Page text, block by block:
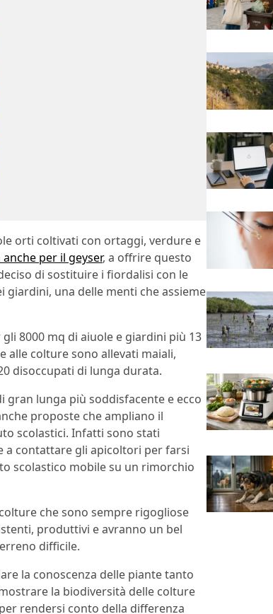
orti coltivati con ortaggi, verdure e
per il geyser, a offrire questo
di sostituire i fiordalisi con le
giardini, una delle menti che assieme
8000 mq di aiuole e giardini più 13
alle colture sono allevati maiali,
disoccupati di lunga durata.
gran lunga più soddisfacente e ecco
proposte che ampliano il
scolastici. Infatti sono stati
a contattare gli apicoltori per farsi
scolastico mobile su un rimorchio
che sono sempre rigogliose
produttivi e avranno un bel
difficile.
la conoscenza delle piante tanto
la biodiversità delle colture
rendersi conto della differenza